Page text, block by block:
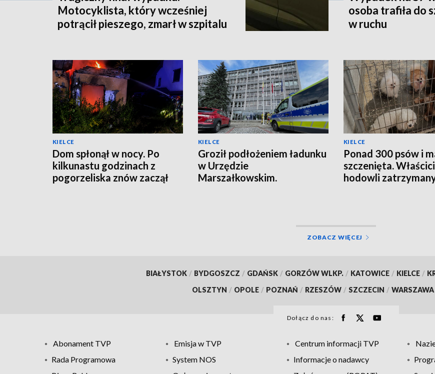
Motocyklista, który wcześniej
potrącił pieszego, zmarł w szpitalu
osoba trafiła do
w ruchu
KIELCE
Dom spłonął w nocy. Po
kilkunastu godzinach z
pogorzeliska znów zaczął
KIELCE
Groził podłożeniem ładunku
w Urzędzie
Marszałkowskim.
KIELCE
Ponad 300 psów i
szczenięta.
hodowli
ZOBACZ WIĘCEJ
BIAŁYSTOK / BYDGOSZCZ / GDAŃSK / GORZÓW WLKP. / KATOWICE / KIELCE /
OLSZTYN / OPOLE / POZNAŃ / RZESZÓW / SZCZECIN / WARSZAWA
Dołącz do nas:
Abonament TVP Emisja w TVP Centrum informacji TVP
Rada Programowa
System NOS Informacje o nadawcy